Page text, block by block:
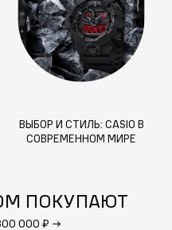
ВЫБОР И СТИЛЬ: CASIO В
СОВРЕМЕННОМ МИРЕ
ПОКУПАЮТ
000 ₽ →